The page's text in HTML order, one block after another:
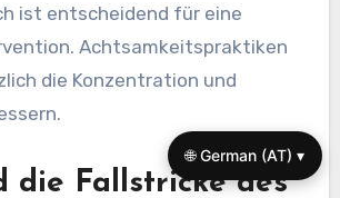
ist entscheidend für eine
Achtsamkeitspraktiken
die Konzentration und
die Fallstricke des
🌐 German (AT) ▾